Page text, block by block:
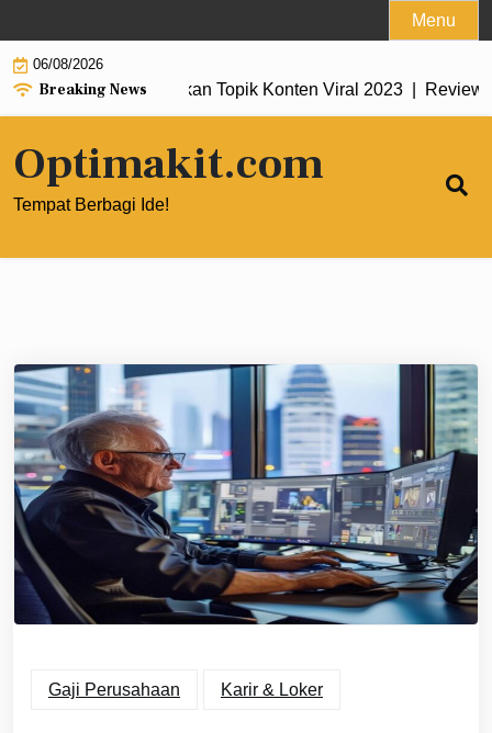
to
content
Menu
06/08/2026
Breaking News
Menemukan Topik Konten Viral 2023 | Review Theme
Optimakit.com
Tempat Berbagi Ide!
Gaji Perusahaan Karir & Loker